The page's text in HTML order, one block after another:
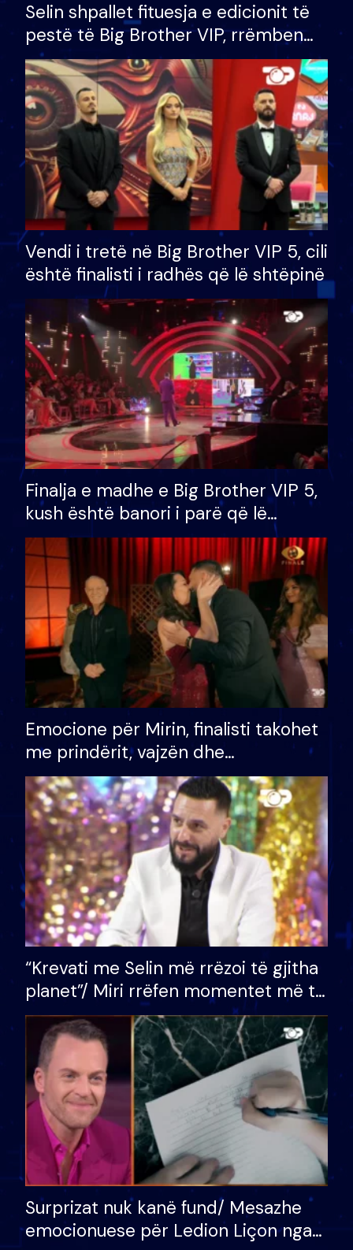
Selin shpallet fituesja e edicionit të
pestë të Big Brother VIP, rrëmben
çmimin e madh prej 100 mijë eurosh
Vendi i tretë në Big Brother VIP 5, cili
është finalisti i radhës që lë shtëpinë
Finalja e madhe e Big Brother VIP 5,
kush është banori i parë që lë
shtëpinë dhe humb mundësinë për
të fituar çmimin e madh
Emocione për Mirin, finalisti takohet
me prindërit, vajzën dhe
bashkëshorten: S’kemi ndonjë letër
divorci apo jo?
“Krevati me Selin më rrëzoi të gjitha
planet”/ Miri rrëfen momentet më të
bukura në shtëpinë e BB VIP: Do më
mungojë zilja e mëngjesit kur…
Surprizat nuk kanë fund/ Mesazhe
emocionuese për Ledion Liçon nga